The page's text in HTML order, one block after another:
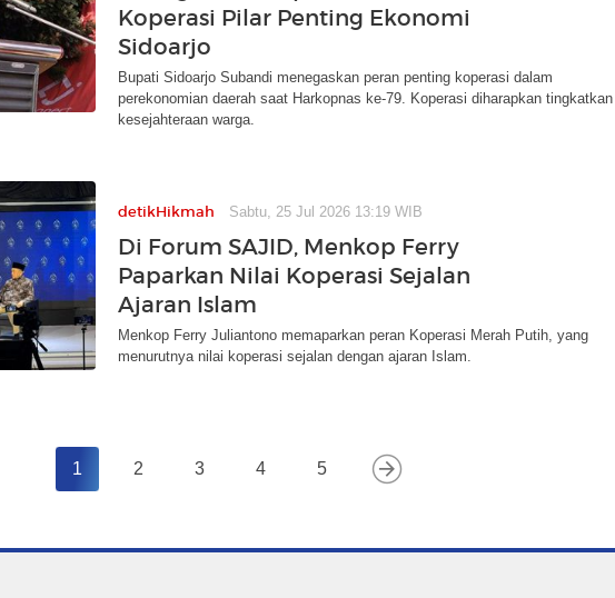
Koperasi Pilar Penting Ekonomi
Sidoarjo
Bupati Sidoarjo Subandi menegaskan peran penting koperasi dalam
perekonomian daerah saat Harkopnas ke-79. Koperasi diharapkan tingkatkan
kesejahteraan warga.
detikHikmah Sabtu, 25 Jul 2026 13:19 WIB
Di Forum SAJID, Menkop Ferry
Paparkan Nilai Koperasi Sejalan
Ajaran Islam
Menkop Ferry Juliantono memaparkan peran Koperasi Merah Putih, yang
menurutnya nilai koperasi sejalan dengan ajaran Islam.
1 2 3 4 5